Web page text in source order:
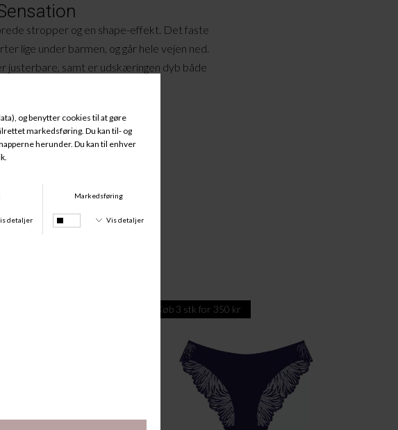
stropper og en shape-effekt. Det faste
lige under barmen, og går hele vejen ned.
justerbare, samt er udskæringen dyb både
13% Elastan.
Køb 3 stk for 350 kr